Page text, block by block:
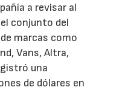
a revisar al
conjunto del
marcas como
Vans, Altra,
una
de dólares en